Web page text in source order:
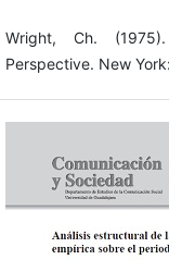
Wright, Ch.
Perspective. New